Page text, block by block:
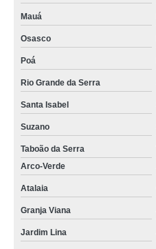
Mauá
Osasco
Poá
Rio Grande da Serra
Santa Isabel
Suzano
Taboão da Serra
Arco-Verde
Atalaia
Granja Viana
Jardim Lina